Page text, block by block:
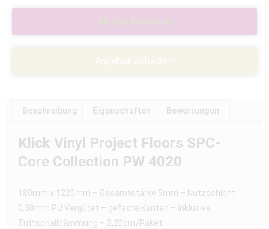
Beschreibung Eigenschaften Bewertungen
Klick Vinyl Project Floors SPC-
Core Collection PW 4020
180mm x 1220mm – Gesamtstärke 5mm – Nutzschicht
0,30mm PU Vergütet – gefaste Kanten – inklusive
Trittschalldämmung – 2,20qm/Paket